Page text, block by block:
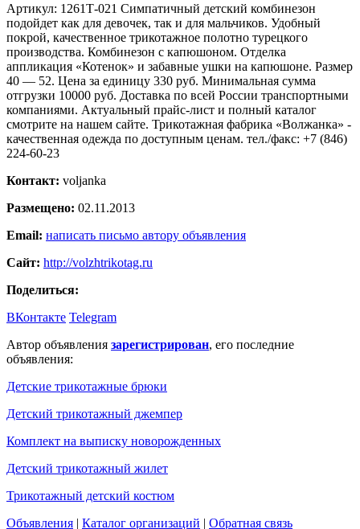
Артикул: 1261Т-021 Симпатичный детский комбинезон
подойдет как для девочек, так и для мальчиков. Удобный
покрой, качественное трикотажное полотно турецкого
производства. Комбинезон с капюшоном. Отделка
аппликация «Котенок» и забавные ушки на капюшоне. Размер
40 — 52. Цена за единицу 330 руб. Минимальная сумма
отгрузки 10000 руб. Доставка по всей России транспортными
компаниями. Актуальный прайс-лист и полный каталог
смотрите на нашем сайте. Трикотажная фабрика «Волжанка» -
качественная одежда по доступным ценам. тел./факс: +7 (846)
224-60-23
Контакт: voljanka
Размещено: 02.11.2013
Email: написать письмо автору объявления
Сайт: http://volzhtrikotag.ru
Поделиться:
ВКонтакте Telegram
Автор объявления зарегистрирован, его последние
объявления:
Детские трикотажные брюки
Детский трикотажный джемпер
Комплект на выписку новорожденных
Детский трикотажный жилет
Трикотажный детский костюм
Объявления | Каталог организаций | Обратная связь